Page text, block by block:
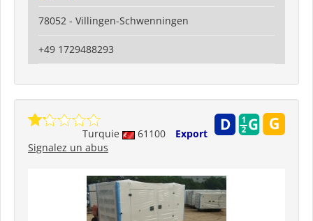
78052 - Villingen-Schwenningen
+49 1729488293
Turquie 61100
Export
Signalez un abus